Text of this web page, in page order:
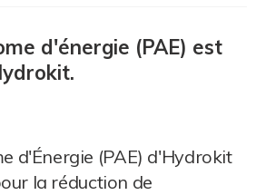
d'énergie (PAE) est
d'Énergie (PAE) d'Hydrokit
la réduction de